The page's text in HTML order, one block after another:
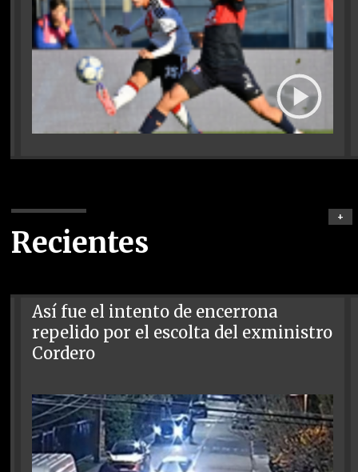
Recientes
+
Así fue el intento de encerrona
repelido por el escolta del exministro
Cordero